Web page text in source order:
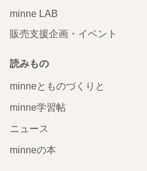
minne LAB
販売支援企画・イベント
読みもの
minneとものづくりと
minne学習帖
ニュース
minneの本